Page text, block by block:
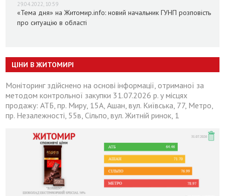
29.04.2022, 10:59
«Тема дня» на Житомир.info: новий начальник ГУНП розповість
про ситуацію в області
ЦІНИ В ЖИТОМИРІ
Моніторинг здійснено на основі інформації, отриманої за
методом контрольної закупки 31.07.2026 р. у місцях
продажу: АТБ, пр. Миру, 15А, Ашан, вул. Київська, 77, Метро,
пр. Незалежності, 55в, Сільпо, вул. Житній ринок, 1